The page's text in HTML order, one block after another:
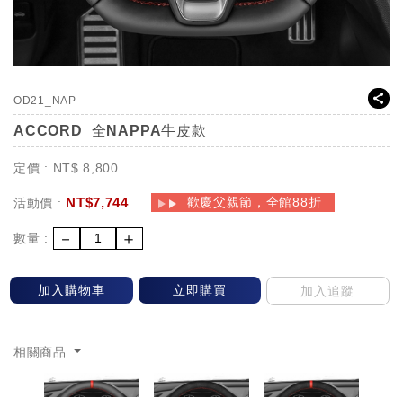
OD21_NAP
ACCORD_全NAPPA牛皮款
定價 : NT$ 8,800
活動價 : NT$7,744 歡慶父親節，全館88折
數量 : － ＋
加入購物車 立即購買 加入追蹤
相關商品